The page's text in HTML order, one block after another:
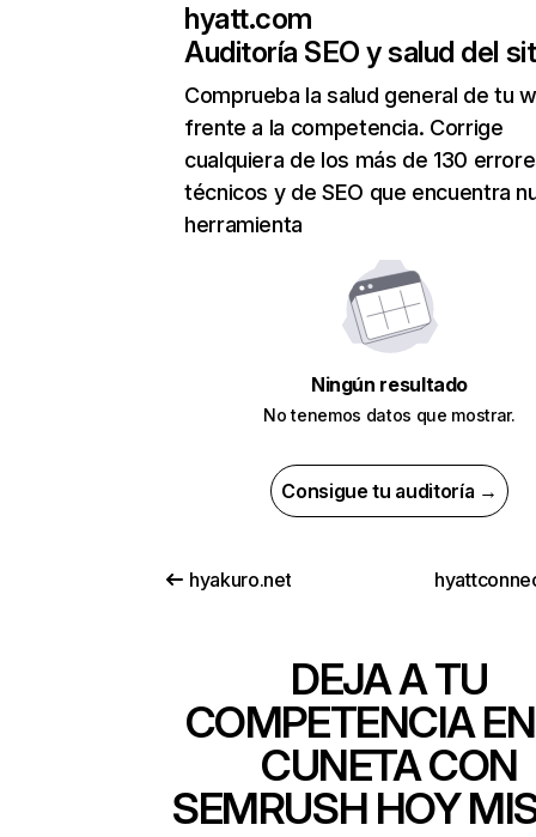
hyatt.com
Auditoría SEO y salud del
Comprueba la salud general de tu
frente a la competencia. Corrige
cualquiera de los más de 130
técnicos y de SEO que encuentra
herramienta
Ningún resultado
No tenemos datos que mostrar.
Consigue tu auditoría →
hyakuro.net
DEJA A TU
COMPETENCIA
CUNETA CON
SEMRUSH HOY